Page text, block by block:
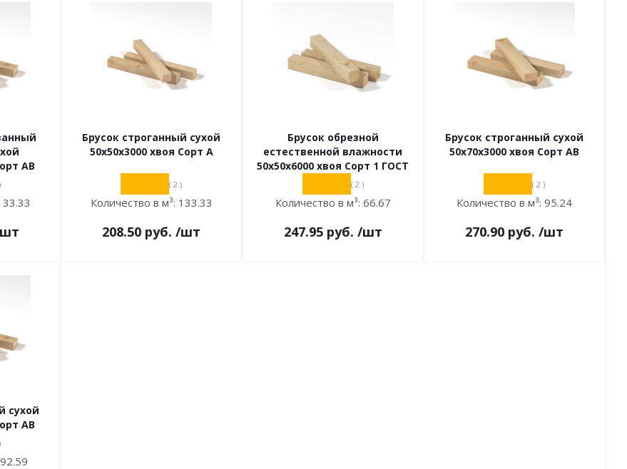
АВ
Брусок строганный сухой
50х50х3000 хвоя Сорт А
( 2 )
Количество в м³: 133.33
208.50 руб. /шт
Брусок обрезной
естественной влажности
50х50х6000 хвоя Сорт 1 ГОСТ
( 2 )
Количество в м³: 66.67
247.95руб. /шт
Брусок строганный сухой
50х70х3000 хвоя Сорт АВ
( 2 )
Количество в м³:95.24
270.90 руб. /шт
сухой
АВ
92.59